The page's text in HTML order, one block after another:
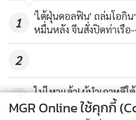
1,916
เชื้อโ
1
'ไต้ฝุ่นดอลฟิน' ถล่มโอกิน
หมื่นหลัง จีนสั่งปิดท่าเรือ-
2
3
ไม่ไหวแล้ว! ผู้นำเกาหลีใ
ร้อน' หลังยอดดับพุ่งกว่า
MGR Online ใช้คุกกี้